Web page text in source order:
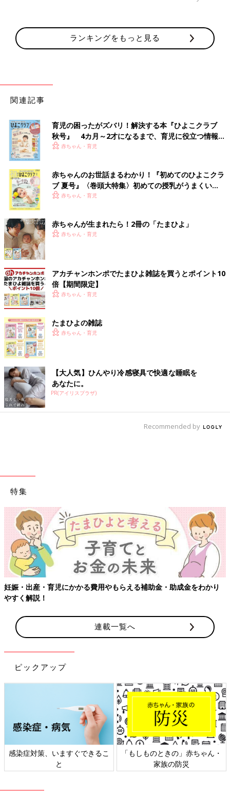
ランキングをもっと見る
関連記事
育児の困ったがズバリ！解決する本『ひよこクラブ
秋号』 4カ月～2才になるまで、育児に役立つ情報が
いっぱい！
赤ちゃん・育児
赤ちゃんのお世話まるわかり！『初めてのひよこクラ
ブ 夏号』〈巻頭大特集〉初めての授乳がうまくい
く！ おっぱい・ミルクの基本と夏のトラブル 解決テ
赤ちゃん・育児
赤ちゃんが生まれたら！2冊の「たまひよ」
赤ちゃん・育児
アカチャンホンポでたまひよ雑誌を買うとポイント10
倍【期間限定】
赤ちゃん・育児
たまひよの雑誌
赤ちゃん・育児
【大人気】ひんやり冷感寝具で快適な睡眠を
あなたに。
PR(アイリスプラザ)
Recommended by
特集
妊娠・出産・育児にかかる費用やもらえる補助金・助成金をわかり
やすく解説！
連載一覧へ
ピックアップ
感染症対策、いますぐできるこ
と
「もしものときの」赤ちゃん・
家族の防災